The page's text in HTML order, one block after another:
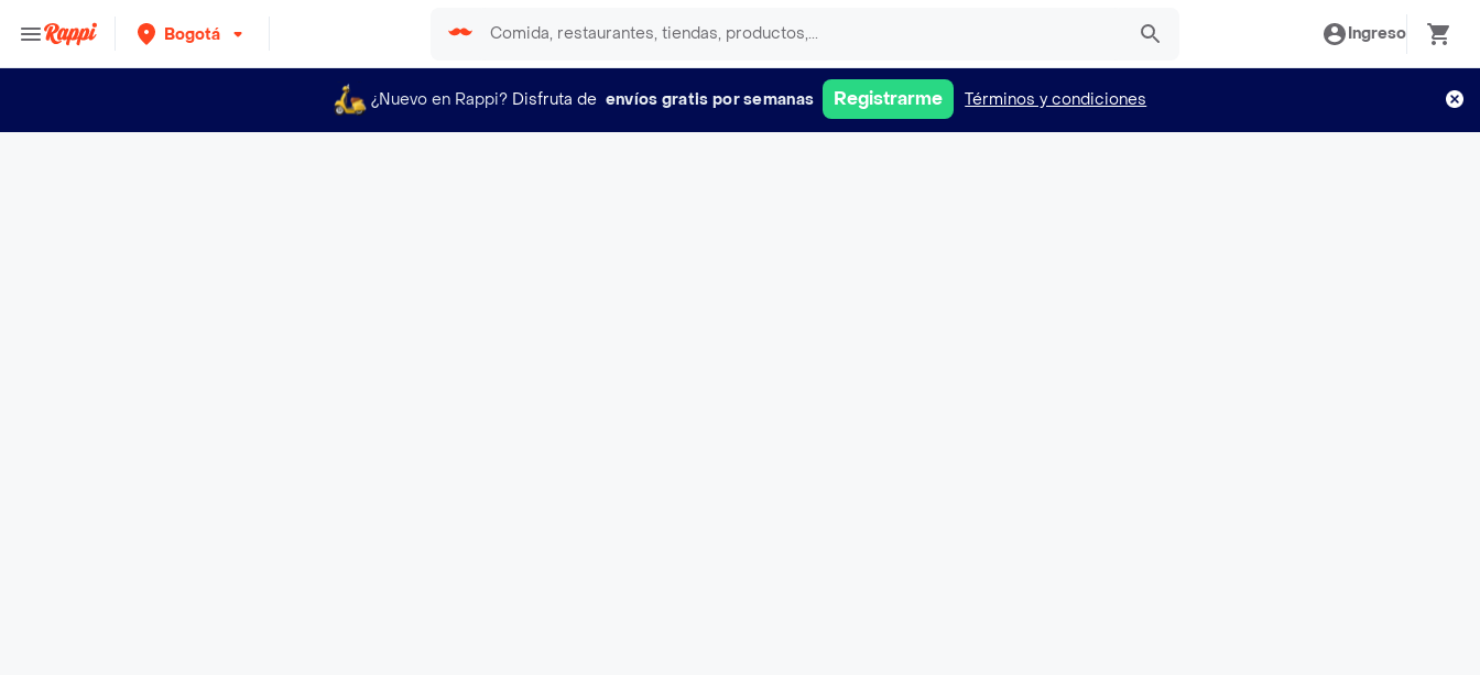
Bogotá Ingreso
¿Nuevo en Rappi? Disfruta de envíos gratis por semanas Registrarme Términos y condiciones